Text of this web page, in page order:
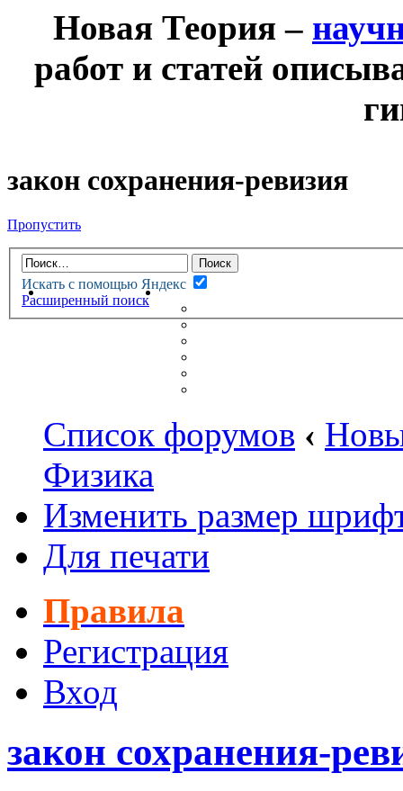
Новая Теория –
работ и статей
закон сохранения-ревизия
Пропустить
Искать с помощью Яндекс
Расширенный поиск
НОВАЯ ТЕОРИЯФОРУМ
НЕПРОЧИТАННЫЕ
Список форумов ‹
Физика
Изменить размер
Для печати
Правила
Регистрация
Вход
закон сохранения-